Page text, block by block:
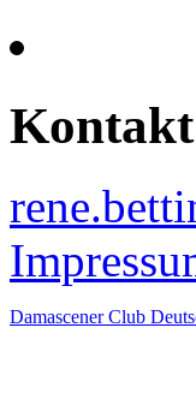
Kontakt
Damascener Club